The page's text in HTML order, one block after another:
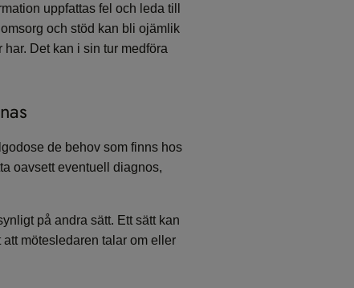
uppfattas fel och leda till
och stöd kan bli ojämlik
Det kan i sin tur medföra
de behov som finns hos
oavsett eventuell diagnos,
på andra sätt. Ett sätt kan
mötesledaren talar om eller